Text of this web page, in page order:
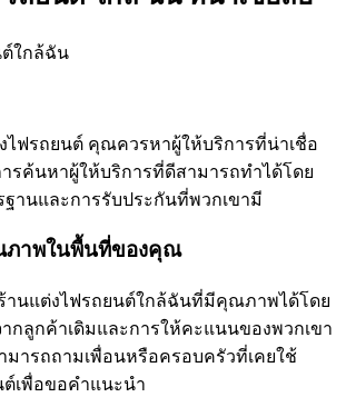
ไฟรถยนต์ คุณควรหาผู้ให้บริการที่น่าเชื่อ
ค้นหาผู้ให้บริการที่ดีสามารถทำได้โดย
านและการรับประกันที่พวกเขามี
าพในพื้นที่ของคุณ
นแต่งไฟรถยนต์ใกล้ฉันที่มีคุณภาพได้โดย
กลูกค้าเดิมและการให้คะแนนของพวกเขา
ารถถามเพื่อนหรือครอบครัวที่เคยใช้
เพื่อขอคำแนะนำ